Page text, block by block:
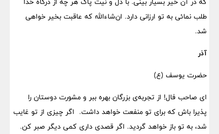
طلب نمائی به تو ارزانی دارد‌. ان‌شاءالله که عاقبت بخیر خواهی
شد.
آذر
حضرت یوسف (ع)
ای صاحب فال! از تجربه‌ی بزرگان بهره ببر و مشورت دوستان را
پذیرا باش که برای تو منفعت خواهد داشت. اگر چیزی از تو غایب
شد، به تو باز خواهد گردید. اگر قصدی داری کمی دیگر صبر کن.